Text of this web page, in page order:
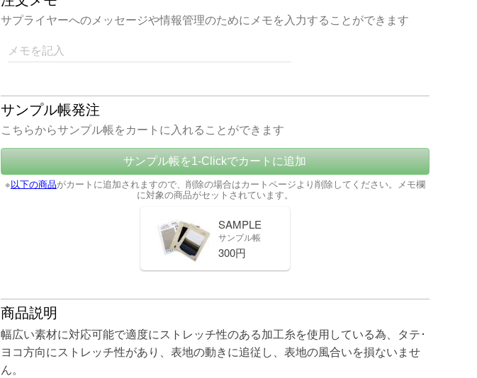
サプライヤーへのメッセージや情報管理のためにメモを入力することができます
メモを記入
サンプル帳発注
こちらからサンプル帳をカートに入れることができます
サンプル帳を1-Clickでカートに追加
※以下の商品がカートに追加されますので、削除の場合はカートページより削除してください。メモ欄
に対象の商品がセットされています。
SAMPLE
サンプル帳
300円
商品説明
幅広い素材に対応可能で適度にストレッチ性のある加工糸を使用している為、タテ･
ヨコ方向にストレッチ性があり、表地の動きに追従し、表地の風合いを損ないませ
ん。